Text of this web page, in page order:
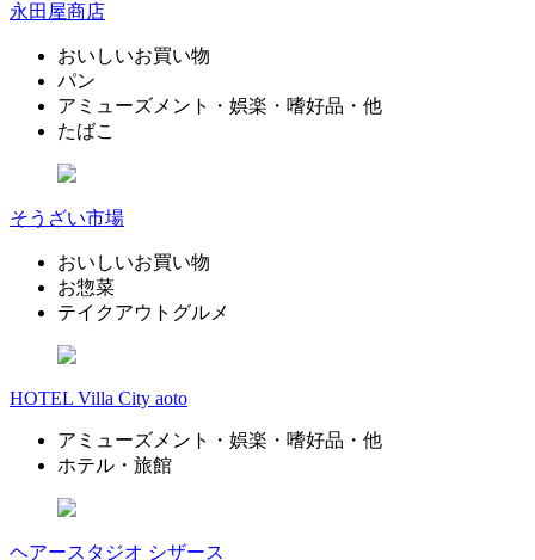
永田屋商店
おいしいお買い物
パン
アミューズメント・娯楽・嗜好品・他
たばこ
そうざい市場
おいしいお買い物
お惣菜
テイクアウトグルメ
HOTEL Villa City aoto
アミューズメント・娯楽・嗜好品・他
ホテル・旅館
ヘアースタジオ シザース